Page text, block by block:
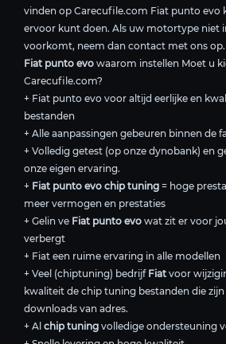
vinden op Carecufile.com Fiat punto evo
ervoor kunt doen. Als uw motortype niet
voorkomt, neem dan contact met ons op.
Fiat punto evo waarom instellen Moet u
Carecufile.com?
+ Fiat punto evo voor altijd eerlijke en
bestanden
+ Alle aanpassingen gebeuren binnen de
+ Volledig getest (op onze dynobank) en
onze eigen ervaring.
+ Fiat punto evo chip tuning = hoge
meer vermogen en prestaties
+ Gelin ve Fiat punto evo wat zit er voor
verbergt
+ Fiat een ruime ervaring in alle modellen
+ Veel (chiptuning) bedrijf Fiat voor
kwaliteit de chip tuning bestanden die zijn
downloads van adres.
+ Al chip tuning volledige ondersteuning